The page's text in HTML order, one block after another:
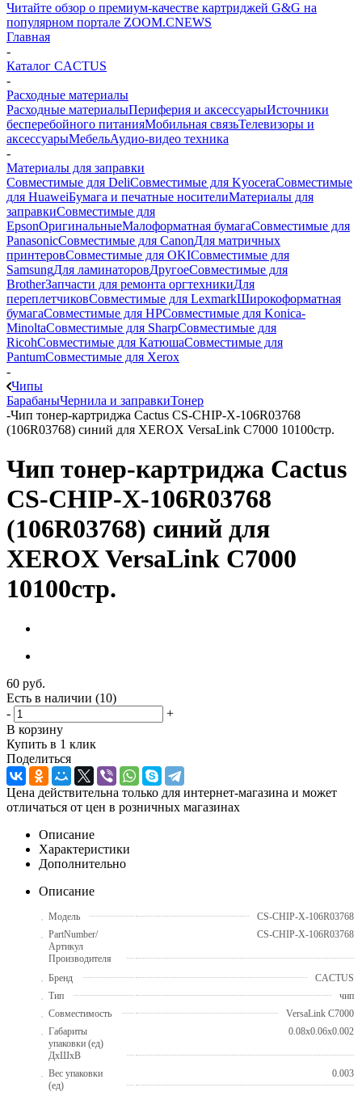
Читайте обзор о премиум-качестве картриджей G&G на
популярном портале ZOOM.CNEWS
Главная
-
Каталог CACTUS
-
Расходные материалы
Расходные материалыПериферия и аксессуарыИсточники
бесперебойного питанияМобильная связьТелевизоры и
аксессуарыМебельАудио-видео техника
-
Материалы для заправки
Совместимые для DeliСовместимые для KyoceraСовместимые
для HuaweiБумага и печатные носителиМатериалы для
заправкиСовместимые для
EpsonОригинальныеМалоформатная бумагаСовместимые для
PanasonicСовместимые для CanonДля матричных
принтеровСовместимые для OKIСовместимые для
SamsungДля ламинаторовДругоеСовместимые для
BrotherЗапчасти для ремонта оргтехникиДля
переплетчиковСовместимые для LexmarkШирокоформатная
бумагаСовместимые для HPСовместимые для Konica-
MinoltaСовместимые для SharpСовместимые для
RicohСовместимые для КатюшаСовместимые для
PantumСовместимые для Xerox
-
Чипы
БарабаныЧернила и заправкиТонер
-Чип тонер-картриджа Cactus CS-CHIP-X-106R03768
(106R03768) синий для XEROX VersaLink C7000 10100стр.
Чип тонер-картриджа Cactus
CS-CHIP-X-106R03768
(106R03768) синий для
XEROX VersaLink C7000
10100стр.
60 руб.
Есть в наличии (10)
-
+
В корзину
Купить в 1 клик
Поделиться
Цена действительна только для интернет-магазина и может
отличаться от цен в розничных магазинах
Описание
Характеристики
Дополнительно
Описание
Модель
CS-CHIP-X-106R03768
PartNumber/
Артикул
Производителя
CS-CHIP-X-106R03768
Бренд
CACTUS
Тип
чип
Совместимость
VersaLink C7000
Габариты
упаковки (ед)
ДхШхВ
0.08x0.06x0.002
Вес упаковки
(ед)
0.003